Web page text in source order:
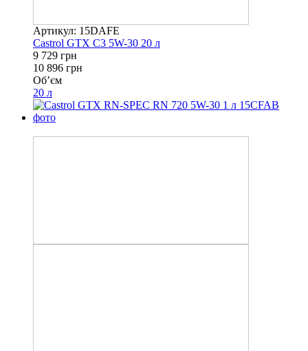
Артикул: 15DAFE
Castrol GTX C3 5W-30 20 л
9 729 грн
10 896 грн
Об’єм
20 л